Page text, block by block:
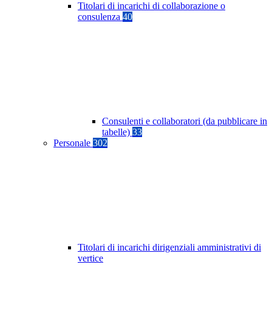
Titolari di incarichi di collaborazione o
consulenza 40
Consulenti e collaboratori (da pubblicare in
tabelle) 33
Personale 302
Titolari di incarichi dirigenziali amministrativi di
vertice